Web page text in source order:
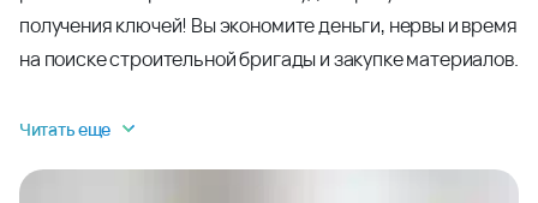
получения ключей! Вы экономите деньги, нервы и время
на поиске строительной бригады и закупке материалов.
Читать еще